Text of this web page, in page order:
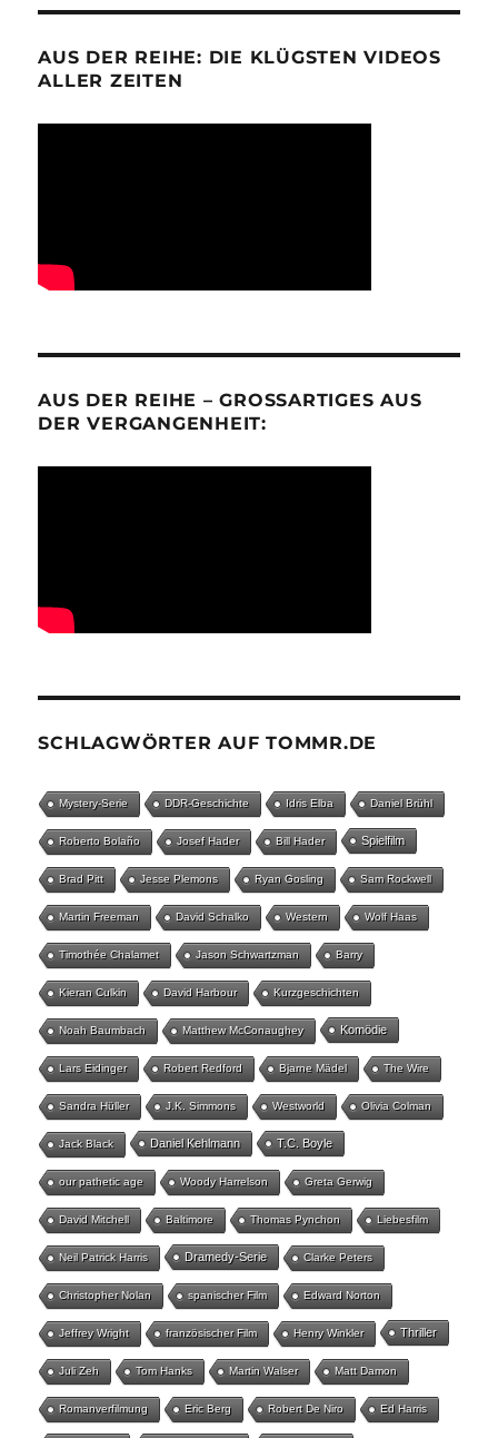
AUS DER REIHE: DIE KLÜGSTEN VIDEOS
ALLER ZEITEN
AUS DER REIHE – GROSSARTIGES AUS D
ER VERGANGENHEIT:
SCHLAGWÖRTER AUF TOMMR.DE
Mystery-Serie DDR-Geschichte Idris Elba Daniel Brühl
Roberto Bolaño Josef Hader Bill Hader Spielfilm
Brad Pitt Jesse Plemons Ryan Gosling Sam Rockwell
Martin Freeman David Schalko Western Wolf Haas
Timothée Chalamet Jason Schwartzman Barry
Kieran Culkin David Harbour Kurzgeschichten
Noah Baumbach Matthew McConaughey Komödie
Lars Eidinger Robert Redford Bjarne Mädel The Wire
Sandra Hüller J.K. Simmons Westworld Olivia Colman
Jack Black Daniel Kehlmann T.C. Boyle
our pathetic age Woody Harrelson Greta Gerwig
David Mitchell Baltimore Thomas Pynchon Liebesfilm
Neil Patrick Harris Dramedy-Serie Clarke Peters
Christopher Nolan spanischer Film Edward Norton
Jeffrey Wright französischer Film Henry Winkler Thriller
Juli Zeh Tom Hanks Martin Walser Matt Damon
Romanverfilmung Eric Berg Robert De Niro Ed Harris